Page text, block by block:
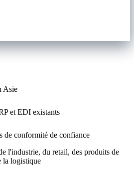
Asie
et EDI existants
de conformité de confiance
l'industrie, du retail, des produits de
la logistique